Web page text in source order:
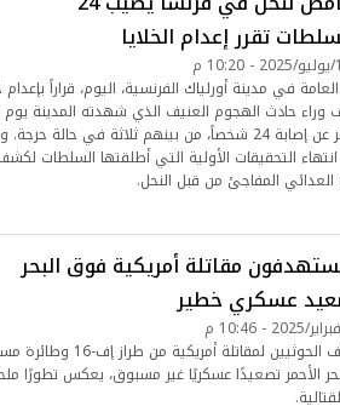
تقرر إعدام الخلايا
في مدينة أورلياك الفرنسية، اليوم، قراراً بإعدام
وراء حادث الهجوم العنيف الذي شهدته المدينة يوم
الماضي، وأسفر عن إصابة 24 شخصاً، من بينهم ثلاثة في حالة
انتهاء التحقيقات الأولية التي أطلقتها السلطات
المفاجئ من قبل النحل.
مقاتلة أمريكية فوق البحر
عسكري خطير
يشكل استهداف الحوثيين لمقاتلة أمريكية
البحر الأحمر تصعيدًا عسكريًا غير مسبوق، يعكس تطورًا